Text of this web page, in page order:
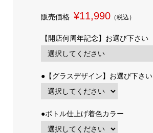
販売価格 ¥11,990（税込）
【開店何周年記念】お選び下さい
●【グラスデザイン】お選び下さい
●ボトル仕上げ着色カラー